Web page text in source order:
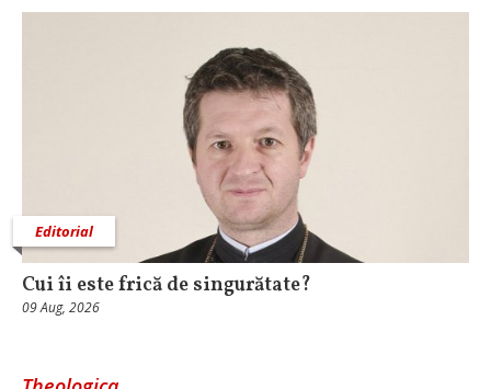
Editorial
Cui îi este frică de singurătate?
09 Aug, 2026